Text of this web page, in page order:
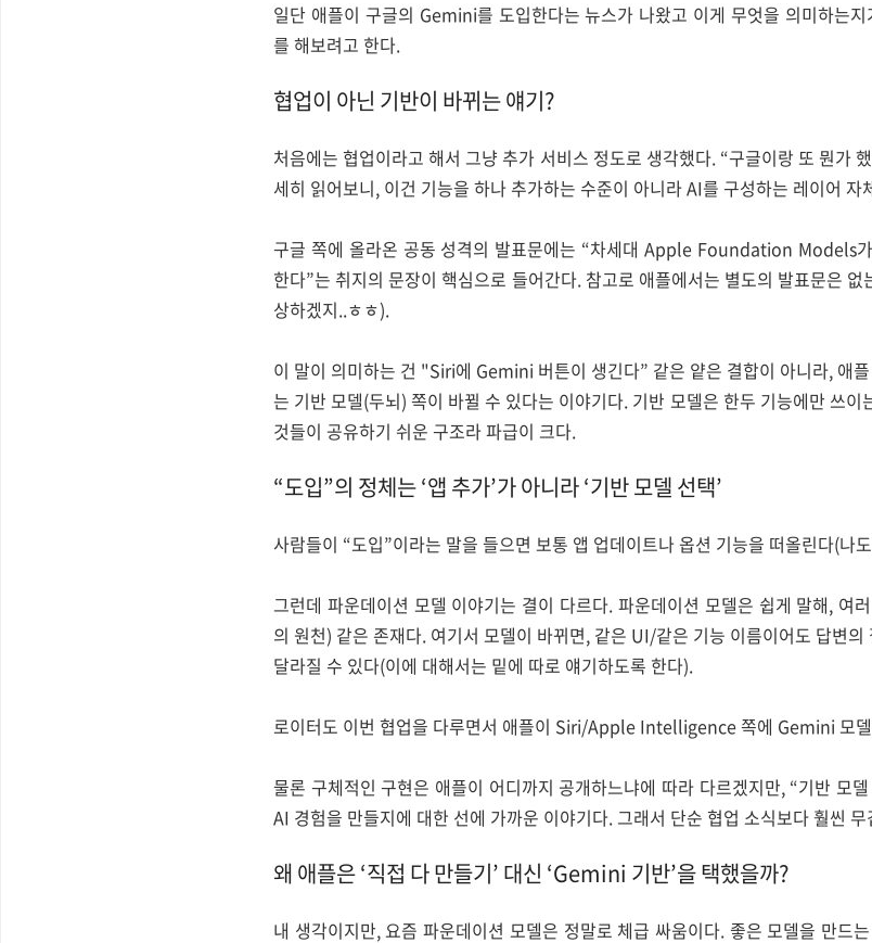
일단 애플이 구글의 Gemini를 도입한다는 뉴스가 나왔고 이게 무엇을 의미하는
를 해보려고 한다.
협업이 아닌 기반이 바뀌는 얘기?
처음에는 협업이라고 해서 그냥 추가 서비스 정도로 생각했다. “구글이랑 또 뭔가
세히 읽어보니, 이건 기능을 하나 추가하는 수준이 아니라 AI를 구성하는 레이어
구글 쪽에 올라온 공동 성격의 발표문에는 “차세대 Apple Foundation Models
한다”는 취지의 문장이 핵심으로 들어간다. 참고로 애플에서는 별도의 발표문은
상하겠지..ㅎㅎ).
이 말이 의미하는 건 "Siri에 Gemini 버튼이 생긴다” 같은 얕은 결합이 아니라,
는 기반 모델(두뇌) 쪽이 바뀔 수 있다는 이야기다. 기반 모델은 한두 기능에만 쓰
것들이 공유하기 쉬운 구조라 파급이 크다.
“도입”의 정체는 ‘앱 추가’가 아니라 ‘기반 모델 선택’
사람들이 “도입”이라는 말을 들으면 보통 앱 업데이트나 옵션 기능을 떠올린다(나
그런데 파운데이션 모델 이야기는 결이 다르다. 파운데이션 모델은 쉽게 말해, 여
의 원천) 같은 존재다. 여기서 모델이 바뀌면, 같은 UI/같은 기능 이름이어도 답변
달라질 수 있다(이에 대해서는 밑에 따로 얘기하도록 한다).
로이터도 이번 협업을 다루면서 애플이 Siri/Apple Intelligence 쪽에 Gemini 모
물론 구체적인 구현은 애플이 어디까지 공개하느냐에 따라 다르겠지만, “기반 모
AI 경험을 만들지에 대한 선에 가까운 이야기다. 그래서 단순 협업 소식보다 훨씬
왜 애플은 ‘직접 다 만들기’ 대신 ‘Gemini 기반’을 택했을까?
내 생각이지만, 요즘 파운데이션 모델은 정말로 체급 싸움이다. 좋은 모델을 만드